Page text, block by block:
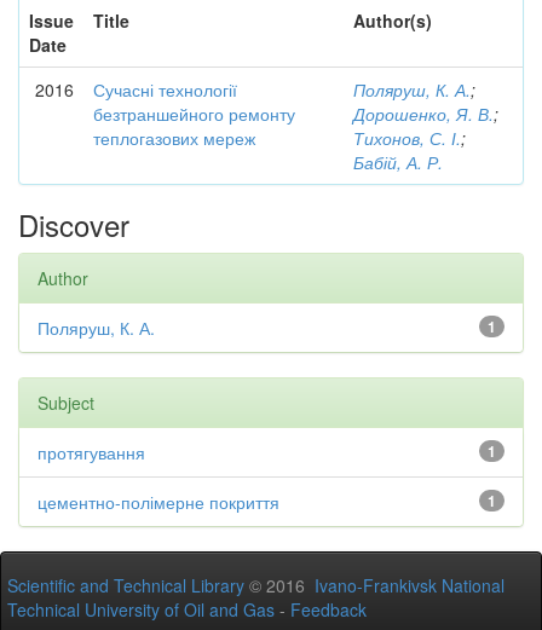
Issue
Date
Title Author(s)
2016
Сучасні технології
безтраншейного ремонту
теплогазових мереж
Поляруш, К. А.;
Дорошенко, Я. В.;
Тихонов, С. І.;
Бабій, А. Р.
Discover
Author
1
Поляруш, К. А.
Subject
1
протягування
1
цементно-полімерне покриття
Scientific and Technical Library © 2016 Ivano-Frankivsk National
Technical University of Oil and Gas - Feedback